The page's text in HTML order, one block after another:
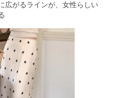
広がるラインが、女性らしい